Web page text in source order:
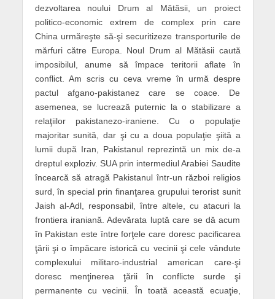
dezvoltarea noului Drum al Mătăsii, un proiect
politico-economic extrem de complex prin care
China urmăreşte să-şi securitizeze transporturile de
mărfuri către Europa. Noul Drum al Mătăsii caută
imposibilul, anume să împace teritorii aflate în
conflict. Am scris cu ceva vreme în urmă despre
pactul afgano-pakistanez care se coace. De
asemenea, se lucrează puternic la o stabilizare a
relaţiilor pakistanezo-iraniene. Cu o populaţie
majoritar sunită, dar şi cu a doua populaţie şiită a
lumii după Iran, Pakistanul reprezintă un mix de-a
dreptul exploziv. SUA prin intermediul Arabiei Saudite
încearcă să atragă Pakistanul într-un război religios
surd, în special prin finanţarea grupului terorist sunit
Jaish al-Adl, responsabil, între altele, cu atacuri la
frontiera iraniană. Adevărata luptă care se dă acum
în Pakistan este între forţele care doresc pacificarea
ţării şi o împăcare istorică cu vecinii şi cele vândute
complexului militaro-industrial american care-şi
doresc menţinerea ţării în conflicte surde şi
permanente cu vecinii. În toată această ecuaţie,